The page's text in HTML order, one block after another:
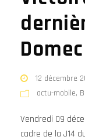
12 décembre
actu-mobile,
Vendredi 09
cadre de la J14